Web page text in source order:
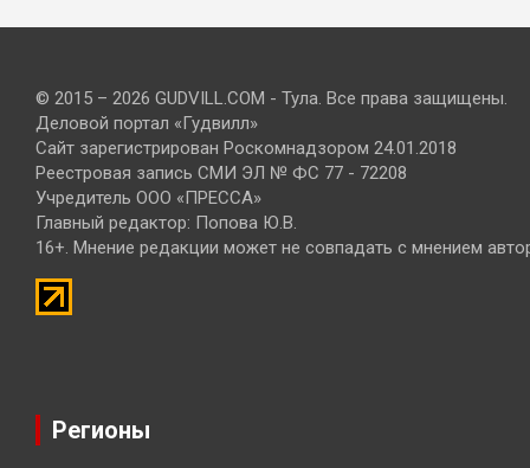
© 2015 – 2026 GUDVILL.COM - Тула. Все права защищены.
Деловой портал «Гудвилл»
Сайт зарегистрирован Роскомнадзором 24.01.2018
Реестровая запись СМИ ЭЛ № ФС 77 - 72208
Учредитель ООО «ПРЕССА»
Главный редактор: Попова Ю.В.
16+. Мнение редакции может не совпадать с мнением
Регионы